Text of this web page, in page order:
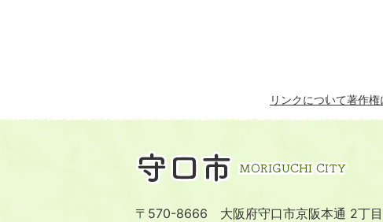
リンクについて著作権
〒570-8666 大阪府守口市京阪本通 2丁